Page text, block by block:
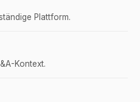
Plattform.
Kontext.